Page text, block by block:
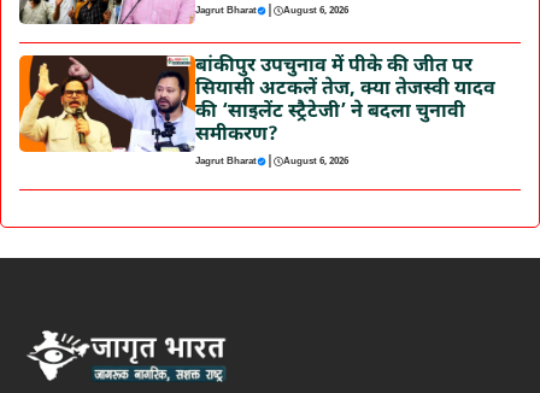
Jagrut Bharat | August 6, 2026
बांकीपुर उपचुनाव में पीके की जीत पर
सियासी अटकलें तेज, क्या तेजस्वी यादव
की ‘साइलेंट स्ट्रैटेजी’ ने बदला चुनावी
समीकरण?
Jagrut Bharat | August 6, 2026